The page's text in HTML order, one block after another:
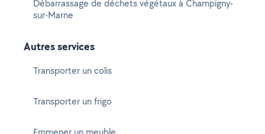
Débarrassage de déchets végétaux à Champigny-
sur-Marne
Autres services
Transporter un colis
Transporter un frigo